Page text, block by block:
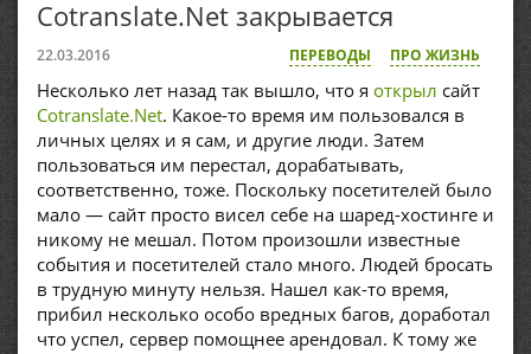
Cotranslate.Net закрывается
22.03.2016 ПЕРЕВОДЫ ПРО ЖИЗНЬ
Несколько лет назад так вышло, что я открыл сайт
Cotranslate.Net. Какое-то время им пользовался в
личных целях и я сам, и другие люди. Затем
пользоваться им перестал, дорабатывать,
соответственно, тоже. Поскольку посетителей было
мало — сайт просто висел себе на шаред-хостинге и
никому не мешал. Потом произошли известные
события и посетителей стало много. Людей бросать
в трудную минуту нельзя. Нашел как-то время,
прибил несколько особо вредных багов, доработал
что успел, сервер помощнее арендовал. К тому же